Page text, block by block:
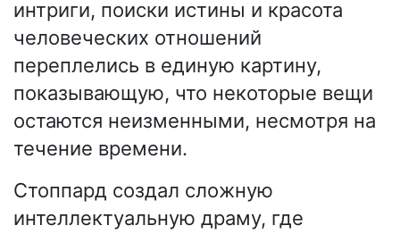
интриги, поиски истины и красота
человеческих отношений
переплелись в единую картину,
показывающую, что некоторые вещи
остаются неизменными, несмотря на
течение времени.
Стоппард создал сложную
интеллектуальную драму, где